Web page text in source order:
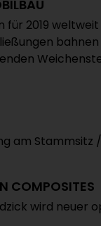
für 2019
am
COMPOSITES
wird neuer